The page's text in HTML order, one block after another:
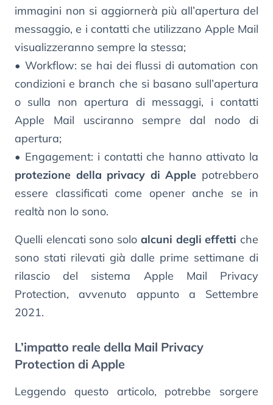
immagini non si aggiornerà più all’apertura del
messaggio, e i contatti che utilizzano Apple Mail
visualizzeranno sempre la stessa;
• Workflow: se hai dei flussi di automation con
condizioni e branch che si basano sull’apertura
o sulla non apertura di messaggi, i contatti
Apple Mail usciranno sempre dal nodo di
apertura;
• Engagement: i contatti che hanno attivato la
protezione della privacy di Apple potrebbero
essere classificati come opener anche se in
realtà non lo sono.
Quelli elencati sono solo alcuni degli effetti che
sono stati rilevati già dalle prime settimane di
rilascio del sistema Apple Mail Privacy
Protection, avvenuto appunto a Settembre
2021.
L’impatto reale della Mail Privacy
Protection di Apple
Leggendo questo articolo, potrebbe sorgere